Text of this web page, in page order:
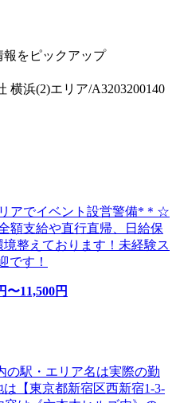
をピックアップ
横浜(2)エリア/A3203200140
アでイベント設営警備*＊☆
額支給や直行直帰、日給保
整えております！未経験ス
です！
〜11,500円
駅・エリア名は実際の勤
【東京都新宿区西新宿1-3-